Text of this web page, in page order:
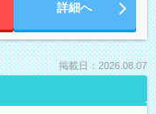
詳細へ
掲載日：2026.08.07